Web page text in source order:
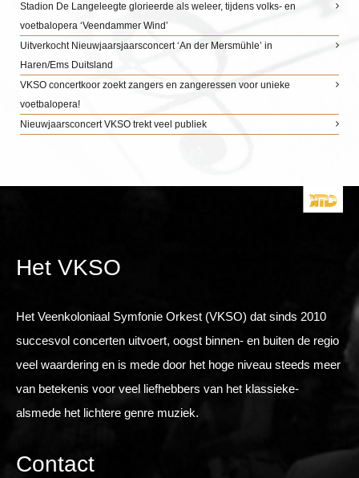
Stadion De Langeleegte glorieerde als weleer, tijdens volks- en
voetbalopera ‘Veendammer Wind’
Uitverkocht Nieuwjaarsjaarsconcert ‘An der Mersmühle’ in
Haren/Ems Duitsland
VKSO concertkoor zoekt zangers en zangeressen voor unieke
voetbalopera!
Nieuwjaarsconcert VKSO trekt veel publiek
Het VKSO
Het Veenkoloniaal Symfonie Orkest (VKSO) dat sinds 2010
succesvol concerten uitvoert, oogst binnen- en buiten de regio
veel waardering en is mede door het hoge niveau steeds meer
van betekenis voor veel liefhebbers van het klassieke-
alsmede het lichtere genre muziek.
Contact